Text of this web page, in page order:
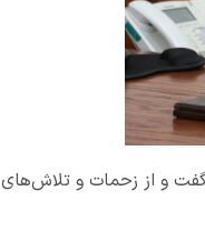
گفت و از زحمات و تلاش‌های